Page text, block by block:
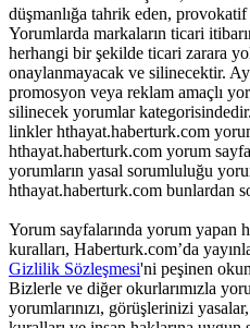
düşmanlığa tahrik eden,
Yorumlarda markaların ticari
herhangi bir şekilde ticari zarara
onaylanmayacak ve silinecektir.
promosyon veya reklam amaçlı
silinecek yorumlar
linkler hthayat.haberturk.com
hthayat.haberturk.com yorum
yorumların yasal sorumluluğu
hthayat.haberturk.com bunlardan
Yorum sayfalarında yorum yapan
kuralları, Haberturk.com’da
Gizlilik Sözleşmesi'ni peşinen
Bizlerle ve diğer okurlarımızla
yorumlarınızı, görüşlerinizi